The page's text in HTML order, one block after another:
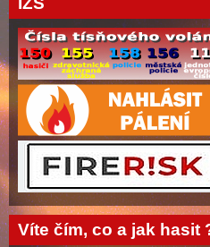
Víte čím, co a jak hasit